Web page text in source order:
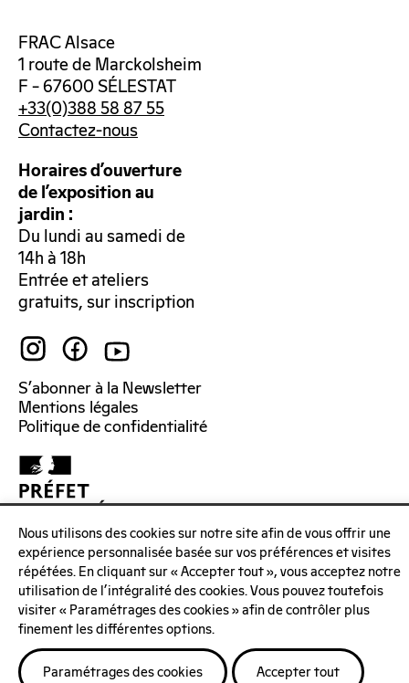
FRAC Alsace
1 route de Marckolsheim
F – 67600 SÉLESTAT
+33(0)388 58 87 55
Contactez-nous
Horaires d’ouverture
de l’exposition au
jardin :
Du lundi au samedi de
14h à 18h
Entrée et ateliers
gratuits, sur inscription
S’abonner à la Newsletter
Mentions légales
Politique de confidentialité
Nous utilisons des cookies sur notre site afin de vous offrir une
expérience personnalisée basée sur vos préférences et visites
répétées. En cliquant sur « Accepter tout », vous acceptez notre
utilisation de l'intégralité des cookies. Vous pouvez toutefois
visiter « Paramétrages des cookies » afin de contrôler plus
finement les différentes options.
Paramétrages des cookies Accepter tout